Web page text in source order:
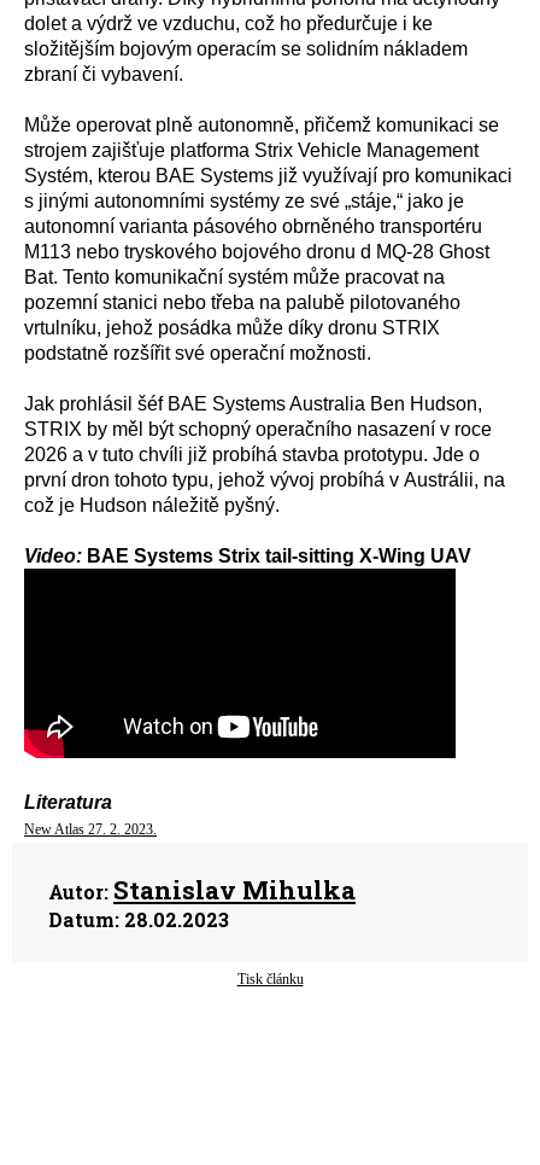
dolet a výdrž ve vzduchu, což ho předurčuje i ke
složitějším bojovým operacím se solidním nákladem
zbraní či vybavení.
Může operovat plně autonomně, přičemž komunikaci se
strojem zajišťuje platforma Strix Vehicle Management
Systém, kterou BAE Systems již využívají pro komunikaci
s jinými autonomními systémy ze své „stáje,“ jako je
autonomní varianta pásového obrněného transportéru
M113 nebo tryskového bojového dronu d MQ-28 Ghost
Bat. Tento komunikační systém může pracovat na
pozemní stanici nebo třeba na palubě pilotovaného
vrtulníku, jehož posádka může díky dronu STRIX
podstatně rozšířit své operační možnosti.
Jak prohlásil šéf BAE Systems Australia Ben Hudson,
STRIX by měl být schopný operačního nasazení v roce
2026 a v tuto chvíli již probíhá stavba prototypu. Jde o
první dron tohoto typu, jehož vývoj probíhá v Austrálii, na
což je Hudson náležitě pyšný.
Video: BAE Systems Strix tail-sitting X-Wing UAV
Literatura
New Atlas 27. 2. 2023.
Autor: Stanislav Mihulka
Datum: 28.02.2023
Tisk článku